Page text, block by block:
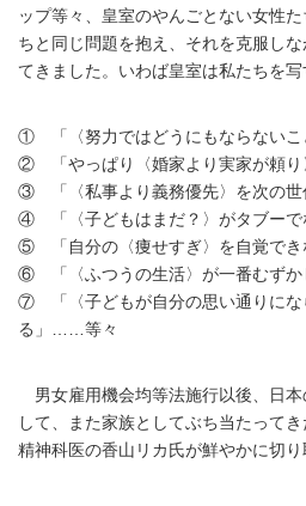
ップ等々、皇室のやんごとない女性
ちと同じ問題を抱え、それを克服し
てきました。いわば皇室は私たちを写
① 「〈努力ではどうにもならないこ
② 「やっぱり〈婚家より実家が頼り
③ 「〈私事より義務優先〉を次の世
④ 「〈子どもはまだ？〉がタブーで
⑤ 「自分の〈痩せすぎ〉を自覚でき
⑥ 「〈ふつうの生活〉が一番むずか
⑦ 「〈子どもが自分の思い通りにな
る」……等々
男女雇用機会均等法施行以後、日本
して、また家族としてぶち当たってき
精神科医の香山リカ氏が鮮やかに切り